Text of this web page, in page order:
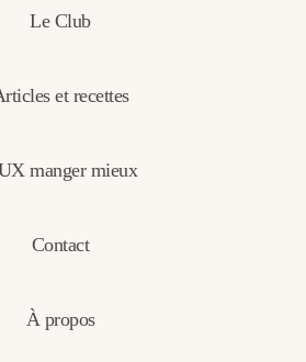
Le Club
et recettes
manger mieux
Contact
À propos